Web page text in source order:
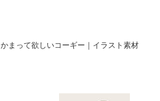
かまって欲しいコーギー｜イラスト素材